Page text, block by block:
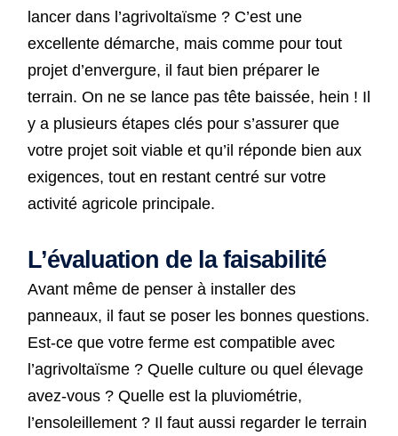
lancer dans l’agrivoltaïsme ? C’est une
excellente démarche, mais comme pour tout
projet d’envergure, il faut bien préparer le
terrain. On ne se lance pas tête baissée, hein ! Il
y a plusieurs étapes clés pour s’assurer que
votre projet soit viable et qu’il réponde bien aux
exigences, tout en restant centré sur votre
activité agricole principale.
L’évaluation de la faisabilité
Avant même de penser à installer des
panneaux, il faut se poser les bonnes questions.
Est-ce que votre ferme est compatible avec
l’agrivoltaïsme ? Quelle culture ou quel élevage
avez-vous ? Quelle est la pluviométrie,
l’ensoleillement ? Il faut aussi regarder le terrain